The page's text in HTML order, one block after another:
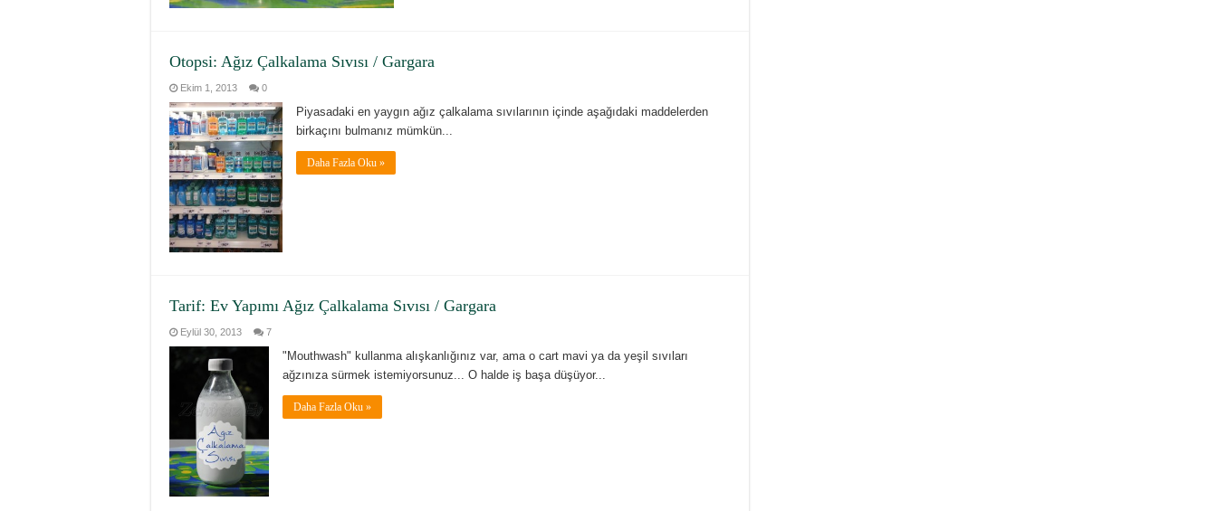
Otopsi: Ağız Çalkalama Sıvısı / Gargara
Ekim 1, 2013 0
Piyasadaki en yaygın ağız çalkalama sıvılarının içinde aşağıdaki maddelerden
birkaçını bulmanız mümkün...
Daha Fazla Oku »
Tarif: Ev Yapımı Ağız Çalkalama Sıvısı / Gargara
Eylül 30, 2013 7
"Mouthwash" kullanma alışkanlığınız var, ama o cart mavi ya da yeşil sıvıları
ağzınıza sürmek istemiyorsunuz... O halde iş başa düşüyor...
Daha Fazla Oku »